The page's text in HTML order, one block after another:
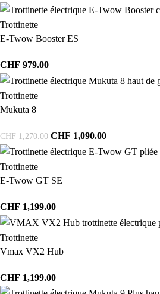
Trottinette
E-Twow Booster ES
CHF 979.00
Trottinette
Mukuta 8
CHF1,270.00 CHF 1,090.00
Trottinette
E-Twow GT SE
CHF 1,199.00
Trottinette
Vmax VX2 Hub
CHF 1,199.00